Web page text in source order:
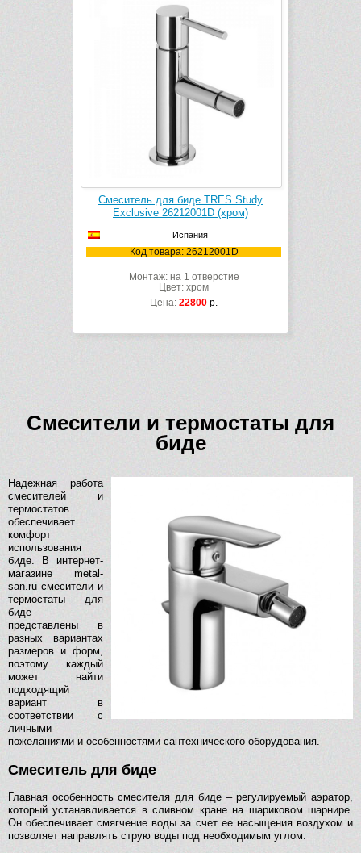
Смеситель для биде TRES Study
Exclusive 26212001D (хром)
Испания
Код товара: 26212001D
Монтаж: на 1 отверстие
Цвет: хром
Цена: 22800 р.
Смесители и термостаты для
биде
Надежная работа
смесителей и
термостатов
обеспечивает
комфорт
использования
биде. В интернет-
магазине metal-
san.ru смесители и
термостаты для
биде
представлены в
разных вариантах
размеров и форм,
поэтому каждый
может найти
подходящий
вариант в
соответствии с
личными
пожеланиями и особенностями сантехнического оборудования.
Смеситель для биде
Главная особенность смесителя для биде – регулируемый аэратор,
который устанавливается в сливном кране на шариковом шарнире.
Он обеспечивает смягчение воды за счет ее насыщения воздухом и
позволяет направлять струю воды под необходимым углом.